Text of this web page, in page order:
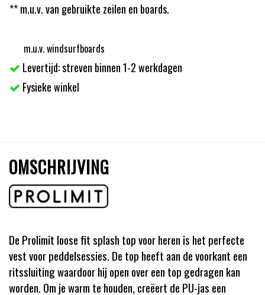
** m.u.v. van gebruikte zeilen en boards.
m.u.v. windsurfboards
Levertijd: streven binnen 1-2 werkdagen
Fysieke winkel
OMSCHRIJVING
De Prolimit loose fit splash top voor heren is het perfecte
vest voor peddelsessies. De top heeft aan de voorkant een
ritssluiting waardoor hij open over een top gedragen kan
worden. Om je warm te houden, creëert de PU-jas een